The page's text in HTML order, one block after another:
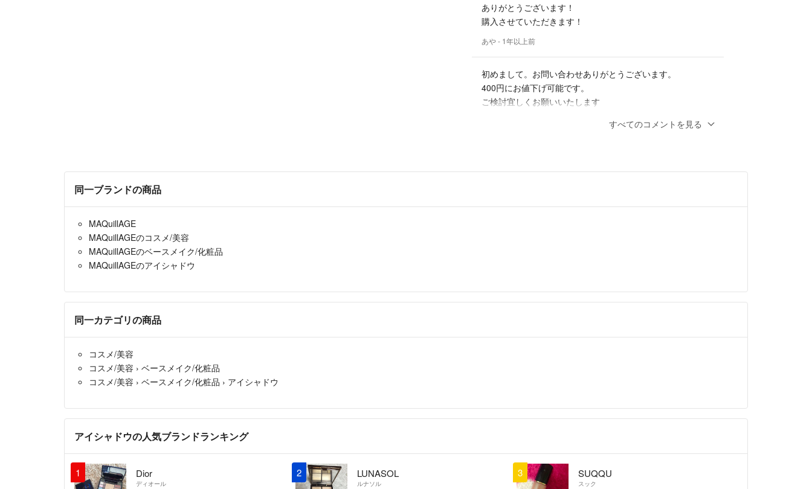
ありがとうございます！
購入させていただきます！
あや- 1年以上前
初めまして。お問い合わせありがとうございます。
400円にお値下げ可能です。
ご検討宜しくお願いいたします
お問い合わせありがとうございます。
すべてのコメントを見る
同一ブランドの商品
MAQuillAGE
MAQuillAGEのコスメ/美容
MAQuillAGEのベースメイク/化粧品
MAQuillAGEのアイシャドウ
同一カテゴリの商品
コスメ/美容
コスメ/美容 › ベースメイク/化粧品
コスメ/美容 › ベースメイク/化粧品 › アイシャドウ
アイシャドウの人気ブランドランキング
1 Dior
ディオール
2 LUNASOL
ルナソル
3 SUQQU
スック